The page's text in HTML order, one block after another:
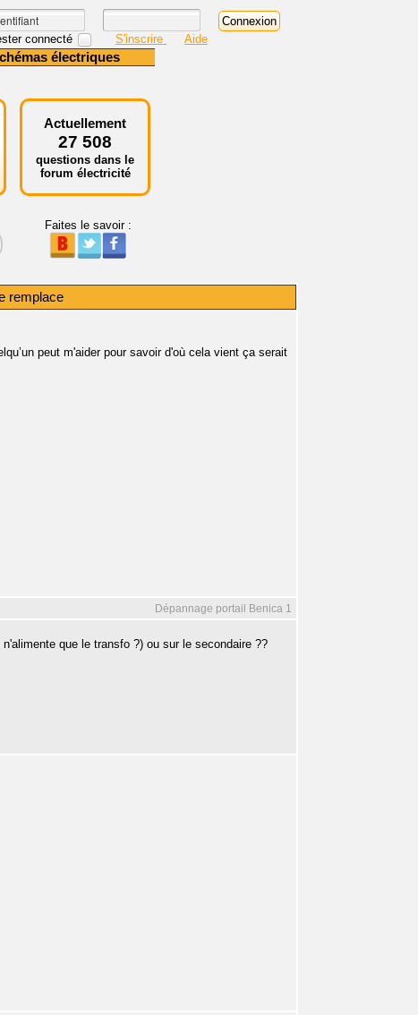
connecté S'inscrire Aide
électriques
Actuellement
27 508
questions dans le
forum électricité
Faites le savoir :
remplace
peut m'aider pour savoir d'où cela vient ça serait
Dépannage portail Benica 1
que le transfo ?) ou sur le secondaire ??